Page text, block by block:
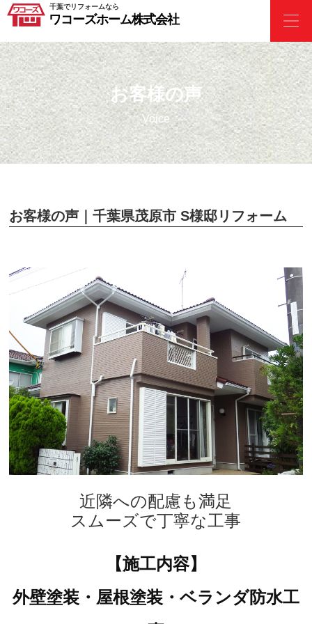
千葉でリフォームなら
ワコーズホーム株式会社
お客様の声
Voice
お客様の声｜千葉県茂原市 S様邸リフォーム
近隣への配慮も満足
スムーズで丁寧な工事
【施工内容】
外壁塗装・屋根塗装・ベランダ防水工